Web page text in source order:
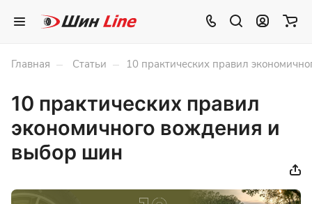
Главная – Статьи – 10 практических правил
10 практических правил
экономичного вождения и
выбор шин